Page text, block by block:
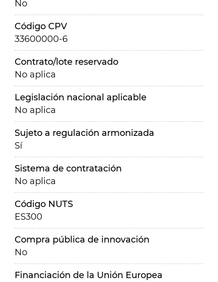
No
Código CPV
33600000-6
Contrato/lote reservado
No aplica
Legislación nacional aplicable
No aplica
Sujeto a regulación armonizada
Sí
Sistema de contratación
No aplica
Código NUTS
ES300
Compra pública de innovación
No
Financiación de la Unión Europea